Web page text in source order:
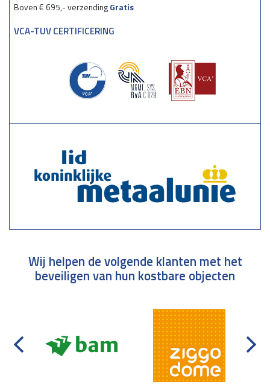
Boven € 695,- verzendingGratis
VCA-TUV CERTIFICERING
Wij helpen de volgende klanten met het
beveiligen van hun kostbare objecten